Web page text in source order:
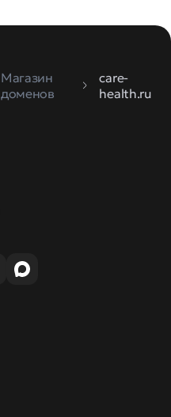
Магазин
доменов
care-
health.ru